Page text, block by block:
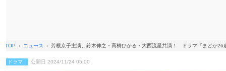
TOP ニュース 芳根京子主演、鈴木伸之・高橋ひかる・大西流星共演！ ドラマ『まどか26
ドラマ 公開日 2024/11/24 05:00